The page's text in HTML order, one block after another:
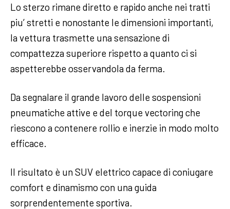
Lo sterzo rimane diretto e rapido anche nei tratti
piu’ stretti e nonostante le dimensioni importanti,
la vettura trasmette una sensazione di
compattezza superiore rispetto a quanto ci si
aspetterebbe osservandola da ferma.
Da segnalare il grande lavoro delle sospensioni
pneumatiche attive e del torque vectoring che
riescono a contenere rollio e inerzie in modo molto
efficace.
Il risultato è un SUV elettrico capace di coniugare
comfort e dinamismo con una guida
sorprendentemente sportiva.